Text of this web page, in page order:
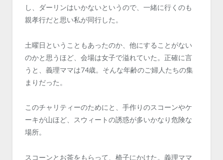
し、ダーリンはいかないというので、一緒に行くのも
親孝行だと思い私が同行した。
土曜日ということもあったのか、他にすることがない
のかと思うほど、会場は女子で溢れていた。正確に言
うと、義理ママは74歳。そんな年齢のご婦人たちの集
まりだった。
このチャリティーのためにと、手作りのスコーンやケ
ーキが山ほど、スウィートの誘惑が多いかなり危険な
場所。
スコーンとお茶をもらって、椅子にかけた。義理ママ